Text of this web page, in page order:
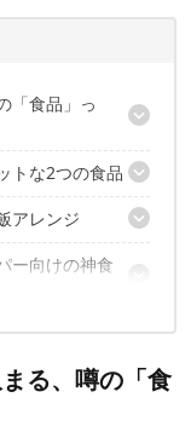
「食品」っ
トな2つの食品
インクッカー × フェ
ティン × スパゲティ
アレンジ
り絡んだ「サバカン
ト風味がベストマッ
ー向けの神食
り添う食品メーカ
る、噂の「食